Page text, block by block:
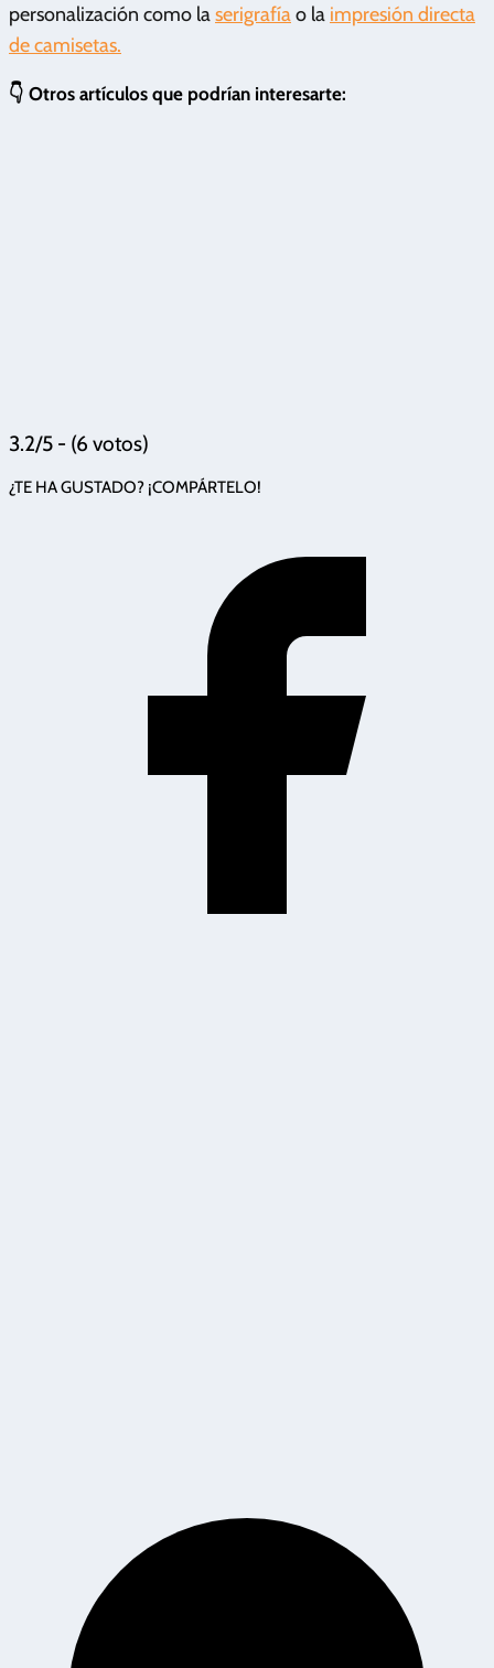
personalización como laserigrafíao la impresión directa
de camisetas.
👇 Otros artículos que podrían interesarte:
3.2/5 - (6 votos)
¿TE HA GUSTADO? ¡COMPÁRTELO!